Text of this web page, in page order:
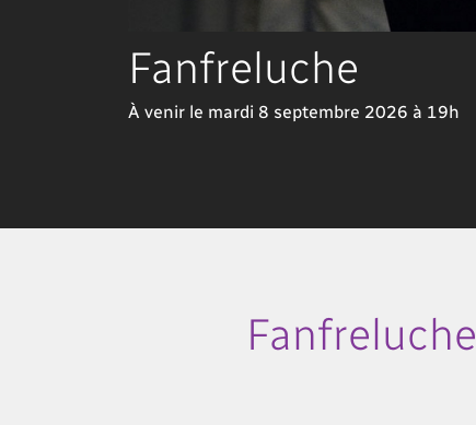
Fanfreluche
À venir le mardi 8 septembre 2026 à 19h
Fanfreluche